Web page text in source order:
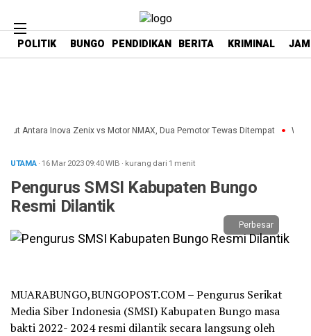
google.com, pub-1718669150125239, DIRECT,
f08c47fec0942fa0
POLITIK BUNGO PENDIDIKAN BERITA KRIMINAL
Antara Inova Zenix vs Motor NMAX, Dua Pemotor Tewas Ditempat Wakil
UTAMA· 16 Mar 202309:40WIB · kurang dari 1 menit
Pengurus SMSI Kabupaten Bungo
Resmi Dilantik
Perbesar
MUARABUNGO,BUNGOPOST.COM – Pengurus Serikat
Media Siber Indonesia (SMSI) Kabupaten Bungo masa
bakti 2022- 2024 resmi dilantik secara langsung oleh